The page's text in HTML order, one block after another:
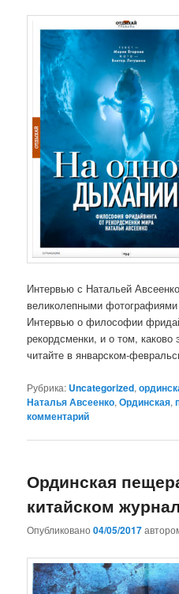
Интервью с Натальей
великолепными
Интервью о философии
рекордсменки, и о том,
читайте в январском-
Рубрика: Uncategorized,
Наталья Авсеенко,Ординская,
комментарий
Ординская
китайском
Опубликовано04/05/2017